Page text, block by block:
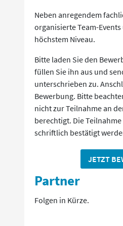
Neben anregendem
organisierte Team-
höchstem Niveau.
Bitte laden Sie den
füllen Sie ihn aus und
unterschrieben zu.
Bewerbung. Bitte
nicht zur Teilnahme an
berechtigt. Die
schriftlich bestätigt
JETZT
Partner
Folgen in Kürze.